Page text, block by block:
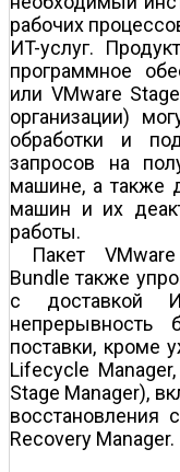
рабочих
ИT-услуг.
программное
или VMware
организации)
обработки и
запросов на
машине, а также
машин и их
работы.
Пакет
Bundle также
с доставкой
непрерывность
поставки, кроме
Lifecycle
Stage Manager),
восстановления
Recovery Manager.